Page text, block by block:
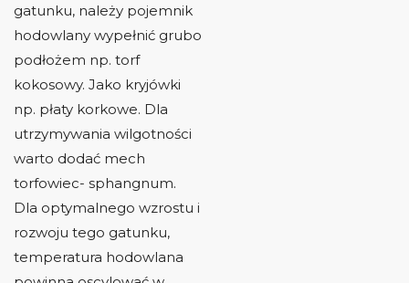
gatunku, należy pojemnik
hodowlany wypełnić grubo
podłożem np. torf
kokosowy. Jako kryjówki
np. płaty korkowe. Dla
utrzymywania wilgotności
warto dodać mech
torfowiec- sphangnum.
Dla optymalnego wzrostu i
rozwoju tego gatunku,
temperatura hodowlana